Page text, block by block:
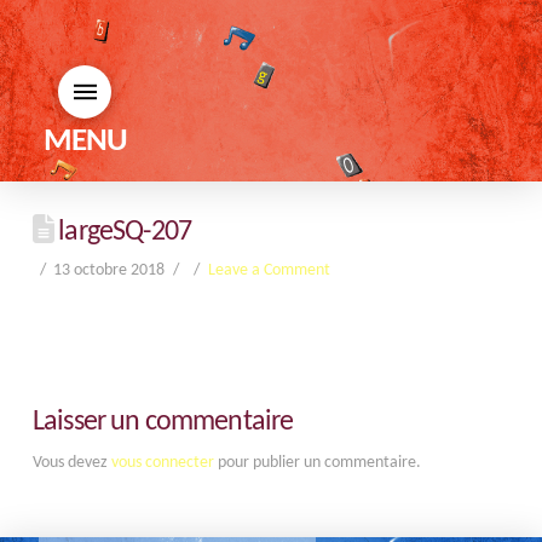
MENU
largeSQ-207
13 octobre 2018 Leave a Comment
Laisser un commentaire
Vous devez vous connecterpour publier un commentaire.